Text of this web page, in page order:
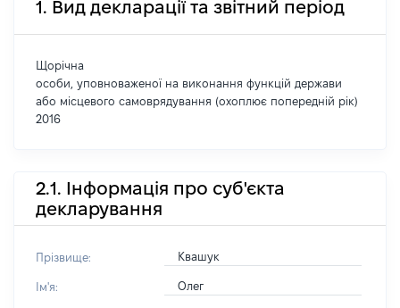
1. Вид декларації та звітний період
Щорічна
особи, уповноваженої на виконання функцій держави
або місцевого самоврядування (охоплює попередній рік)
2016
2.1. Інформація про суб'єкта
декларування
Прізвище: Квашук
Ім'я: Олег